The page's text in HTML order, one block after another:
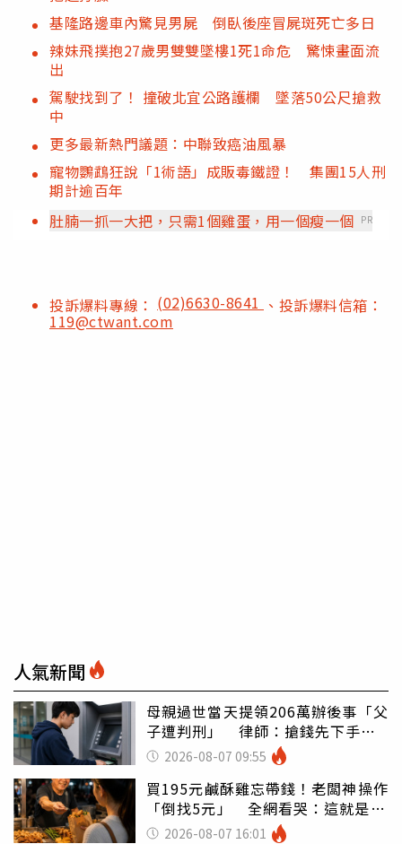
基隆路邊車內驚見男屍 倒臥後座冒屍斑死亡多日
辣妹飛撲抱27歲男雙雙墜樓1死1命危 驚悚畫面流
出
駕駛找到了！ 撞破北宜公路護欄 墜落50公尺搶救
中
更多最新熱門議題：中聯致癌油風暴
寵物鸚鵡狂說「1術語」成販毒鐵證！ 集團15人刑
期計逾百年
肚腩一抓一大把，只需1個雞蛋，用一個瘦一個 PR
投訴爆料專線： (02)6630-8641 、投訴爆料信箱：
119@ctwant.com
人氣新聞
母親過世當天提領206萬辦後事「父
子遭判刑」 律師：搶錢先下手是
罪 2026-08-07 09:55
買195元鹹酥雞忘帶錢！老闆神操作
「倒找5元」 全網看哭：這就是台
灣 2026-08-07 16:01